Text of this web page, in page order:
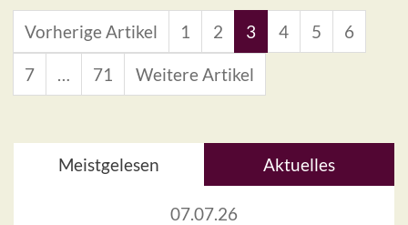
Vorherige Artikel 1 2 3 4 5 6
7 … 71 Weitere Artikel
Meistgelesen Aktuelles
07.07.26